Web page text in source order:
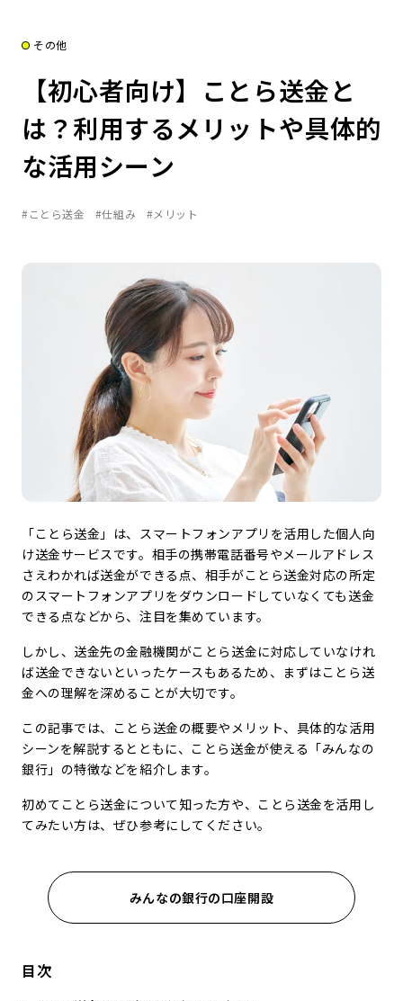
その他
【初心者向け】ことら送金と
は？利用するメリットや具体的
な活用シーン
#ことら送金 #仕組み #メリット
「ことら送金」は、スマートフォンアプリを活用した個人向
け送金サービスです。相手の携帯電話番号やメールアドレス
さえわかれば送金ができる点、相手がことら送金対応の所定
のスマートフォンアプリをダウンロードしていなくても送金
できる点などから、注目を集めています。
しかし、送金先の金融機関がことら送金に対応していなけれ
ば送金できないといったケースもあるため、まずはことら送
金への理解を深めることが大切です。
この記事では、ことら送金の概要やメリット、具体的な活用
シーンを解説するとともに、ことら送金が使える「みんなの
銀行」の特徴などを紹介します。
初めてことら送金について知った方や、ことら送金を活用し
てみたい方は、ぜひ参考にしてください。
みんなの銀行の口座開設
目次